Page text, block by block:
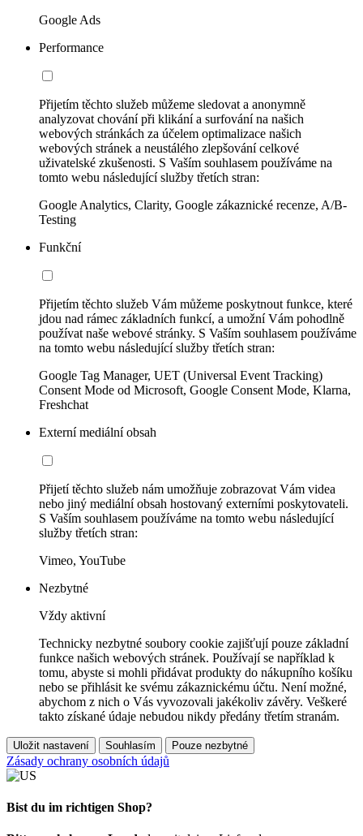
Google Ads
Performance
Přijetím těchto služeb můžeme sledovat a anonymně
analyzovat chování při klikání a surfování na našich
webových stránkách za účelem optimalizace našich
webových stránek a neustálého zlepšování celkové
uživatelské zkušenosti. S Vaším souhlasem používáme na
tomto webu následující služby třetích stran:
Google Analytics, Clarity, Google zákaznické recenze, A/B-
Testing
Funkční
Přijetím těchto služeb Vám můžeme poskytnout funkce, které
jdou nad rámec základních funkcí, a umožní Vám pohodlně
používat naše webové stránky. S Vaším souhlasem používáme
na tomto webu následující služby třetích stran:
Google Tag Manager, UET (Universal Event Tracking)
Consent Mode od Microsoft, Google Consent Mode, Klarna,
Freshchat
Externí mediální obsah
Přijetí těchto služeb nám umožňuje zobrazovat Vám videa
nebo jiný mediální obsah hostovaný externími poskytovateli.
S Vaším souhlasem používáme na tomto webu následující
služby třetích stran:
Vimeo, YouTube
Nezbytné
Vždy aktivní
Technicky nezbytné soubory cookie zajišťují pouze základní
funkce našich webových stránek. Používají se například k
tomu, abyste si mohli přidávat produkty do nákupního košíku
nebo se přihlásit ke svému zákaznickému účtu. Není možné,
abychom z nich o Vás vyvozovali jakékoliv závěry. Veškeré
takto získané údaje nebudou nikdy předány třetím stranám.
Uložit nastavení Souhlasím Pouze nezbytné
Zásady ochrany osobních údajů
Bist du im richtigen Shop?